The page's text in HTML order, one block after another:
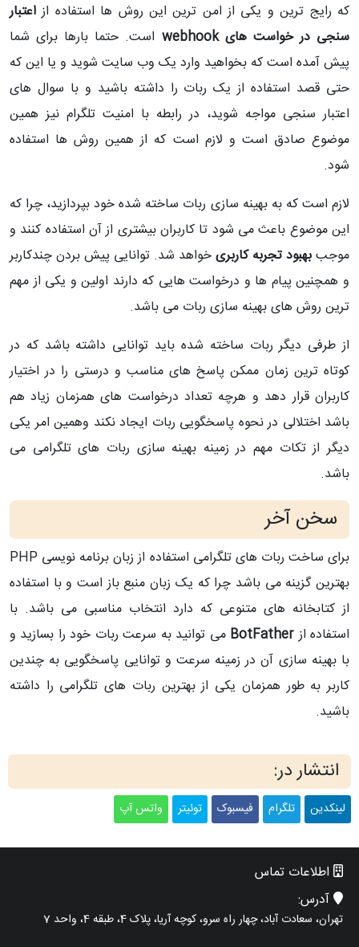
که رایج ترین و یکی از امن ترین این روش ها استفاده از اعتبار
سنجی در خواست های webhook
است. حتما بارها برای شما
پیش آمده است که بخواهید وارد یک وب سایت شوید و یا این که
حتی قصد استفاده از یک ربات را داشته باشید و با سوال های
اعتبار سنجی مواجه شوید، در رابطه با امنیت تلگرام نیز همین
موضوع صادق است و لازم است که از همین روش ها استفاده
شود.
لازم است که به بهینه سازی ربات ساخته شده خود بپردازید، چرا که
این موضوع باعث می شود تا کاربران بیشتری از آن استفاده کنند و
موجببهبود تجربه کاربریخواهد شد. توانایی پیش بردن چندکاربر
و همچنین پیام ها و درخواست هایی که دارند اولین و یکی از مهم
ترین روش های بهینه سازی ربات می باشد.
از طرفی دیگر ربات ساخته شده باید توانایی داشته باشد که در
کوتاه ترین زمان ممکن پاسخ های مناسب و درستی را در اختیار
کاربران قرار دهد و هرچه تعداد درخواست های همزمان زیاد هم
باشد اختلالی در نحوه پاسخگویی ربات ایجاد نکند وهمین امر یکی
دیگر از تکات مهم در زمینه بهینه سازی ربات های تلگرامی می
باشد.
سخن آخر
برای ساخت ربات های تلگرامی استفاده از زبان برنامه نویسی PHP
بهترین گزینه می باشد چرا که یک زبان منبع باز است و با استفاده
از کتابخانه های متنوعی که دارد انتخاب مناسبی می باشد. با
استفاده ازBotFather می توانید به سرعت ربات خود را بسازید و
با بهینه سازی آن در زمینه سرعت و توانایی پاسخگویی به چندین
کاربر به طور همزمان یکی از بهترین ربات های تلگرامی را داشته
باشید.
انتشار در:
لینکدین تلگرام فیسبوک توئیتر واتس آپ
اطلاعات تماس
آدرس:
تهران، سعادت آباد، چهار راه سرو، کوچه آریا، پلاک 4، طبقه 4، واحد 7